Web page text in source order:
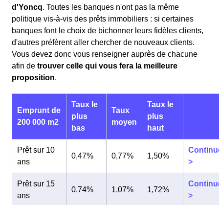
d'Yoncq. Toutes les banques n'ont pas la même
politique vis-à-vis des prêts immobiliers : si certaines
banques font le choix de bichonner leurs fidèles clients,
d'autres préfèrent aller chercher de nouveaux clients.
Vous devez donc vous renseigner auprès de chacune
afin de trouver celle qui vous fera la meilleure
proposition.
Emprunt de
200 000 m2
Taux le
plus
bas
Taux
moyen
Taux le
plus
haut
Prêt sur 10
ans
0,47% 0,77% 1,50%
>
Prêt sur 15
ans
0,74% 1,07% 1,72%
>